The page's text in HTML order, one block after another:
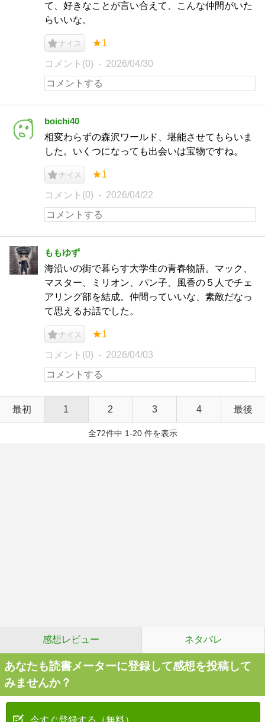
て、好きなことが言い合えて、こんな仲間がいた
らいいな。
ナイス ★1
コメント(0) 2026/04/30
boichi40
相変わらずの森沢ワールド、堪能させてもらいま
した。いくつになっても出会いは宝物ですね。
ナイス ★1
コメント(0) 2026/04/22
ももゆず
海沿いの街で暮らす大学生の青春物語。マック、
マスター、ミリオン、パン子、風香の５人でチェ
アリング部を結成。仲間っていいな、素敵だなっ
て思えるお話でした。
ナイス ★1
コメント(0) 2026/04/03
最初 1 2 3 4 最後
全72件中 1-20 件を表示
感想レビュー ネタバレ
あなたも読書メーターに登録して感想を投稿して
みませんか？
今すぐ登録する（無料）